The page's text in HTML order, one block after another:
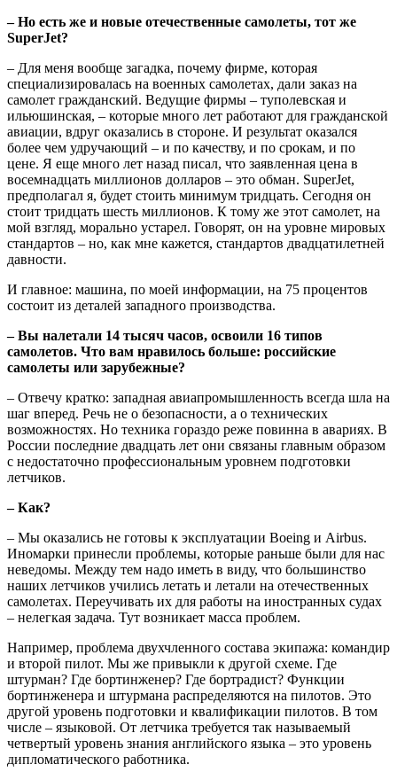
– Но есть же и новые отечественные самолеты, тот же
SuperJet?
– Для меня вообще загадка, почему фирме, которая
специализировалась на военных самолетах, дали заказ на
самолет гражданский. Ведущие фирмы – туполевская и
ильюшинская, – которые много лет работают для гражданской
авиации, вдруг оказались в стороне. И результат оказался
более чем удручающий – и по качеству, и по срокам, и по
цене. Я еще много лет назад писал, что заявленная цена в
восемнадцать миллионов долларов – это обман. SuperJet,
предполагал я, будет стоить минимум тридцать. Сегодня он
стоит тридцать шесть миллионов. К тому же этот самолет, на
мой взгляд, морально устарел. Говорят, он на уровне мировых
стандартов – но, как мне кажется, стандартов двадцатилетней
давности.
И главное: машина, по моей информации, на 75 процентов
состоит из деталей западного производства.
– Вы налетали 14 тысяч часов, освоили 16 типов
самолетов. Что вам нравилось больше: российские
самолеты или зарубежные?
– Отвечу кратко: западная авиапромышленность всегда шла на
шаг вперед. Речь не о безопасности, а о технических
возможностях. Но техника гораздо реже повинна в авариях. В
России последние двадцать лет они связаны главным образом
с недостаточно профессиональным уровнем подготовки
летчиков.
– Как?
– Мы оказались не готовы к эксплуатации Boeing и Airbus.
Иномарки принесли проблемы, которые раньше были для нас
неведомы. Между тем надо иметь в виду, что большинство
наших летчиков учились летать и летали на отечественных
самолетах. Переучивать их для работы на иностранных судах
– нелегкая задача. Тут возникает масса проблем.
Например, проблема двухчленного состава экипажа: командир
и второй пилот. Мы же привыкли к другой схеме. Где
штурман? Где бортинженер? Где бортрадист? Функции
бортинженера и штурмана распределяются на пилотов. Это
другой уровень подготовки и квалификации пилотов. В том
числе – языковой. От летчика требуется так называемый
четвертый уровень знания английского языка – это уровень
дипломатического работника.